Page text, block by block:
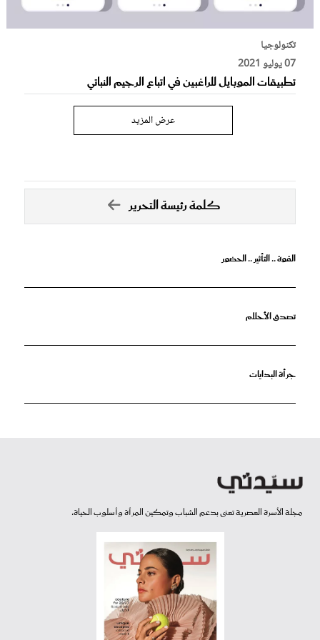
تكنولوجيا
07 يوليو 2021
تطبيقات الموبايل للراغبين في اتباع الرجيم النباتي
عرض المزيد
كلمة رئيسة التحرير
القوة .. التأثير .. الحضور
تصدق الأحلام
جرأة البدايات
مجلة الأسرة العصرية تعنى بدعم الشباب وتمكين المرأة وأسلوب الحياة.